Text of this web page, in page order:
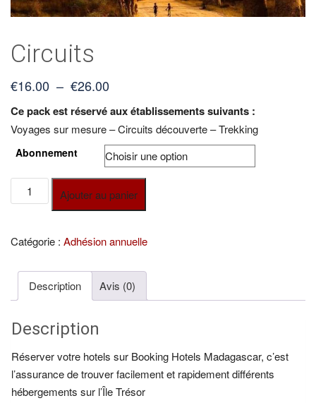
Circuits
€16.00 – €26.00
prix :
€16.00
à
€26.00
Ce pack est réservé aux établissements suivants :
Voyages sur mesure – Circuits découverte – Trekking
Abonnement
quantité
de
Ajouter au panier
Catégorie : Adhésion annuelle
Description Avis (0)
Description
Réserver votre hotels sur Booking Hotels Madagascar, c’est
l’assurance de trouver facilement et rapidement différents
hébergements sur l’Île Trésor